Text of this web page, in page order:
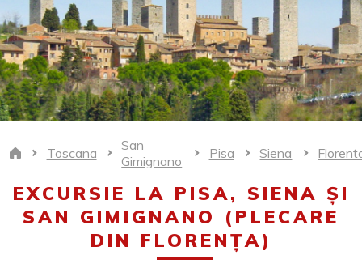
Home Toscana
San
Gimignano
Pisa Siena
EXCURSIE LA PISA, SIENA ȘI
SAN GIMIGNANO (PLECARE
DIN FLORENȚA)